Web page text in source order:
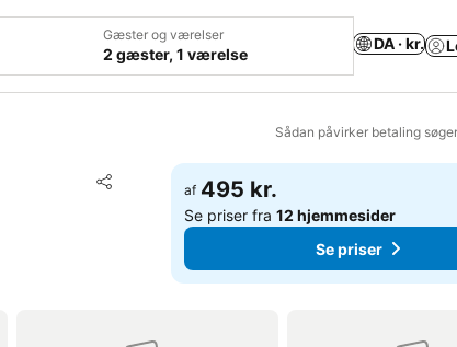
Gæster og værelser
2 gæster, 1 værelse
DA · kr.
Sådan påvirker betaling
Del
Føj til favoritter
af 495 kr.
Se priser fra12 hjemmesider
Se priser